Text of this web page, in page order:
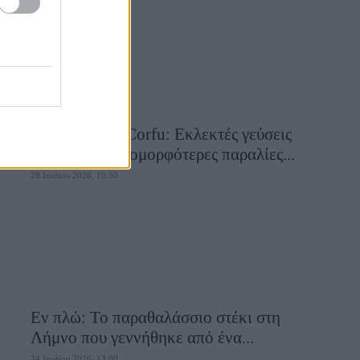
Aiolia Avlaki Corfu: Εκλεκτές γεύσεις
σε μία από τις ομορφότερες παραλίες...
28 Ιουλίου 2026, 10:50
Εν πλώ: Το παραθαλάσσιο στέκι στη
Λήμνο που γεννήθηκε από ένα...